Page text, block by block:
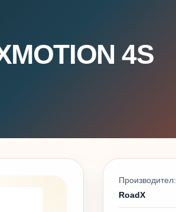
4S
Производител:
RoadX